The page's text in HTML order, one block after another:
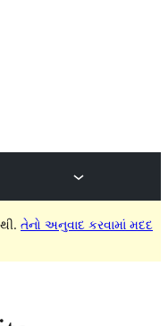
તેનો અનુવાદ કરવામાં મદદ